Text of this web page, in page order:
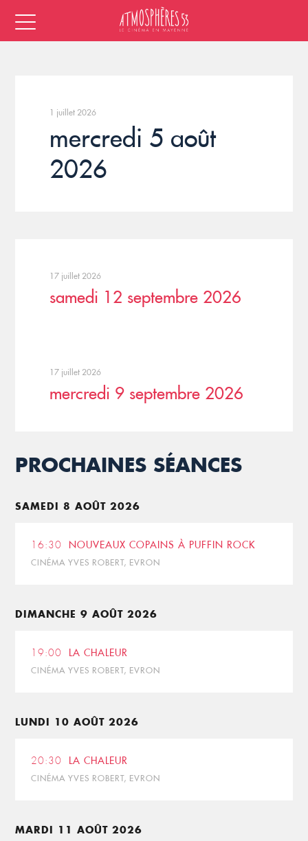
1 juillet 2026
mercredi 5 août
2026
17 juillet 2026
samedi 12 septembre 2026
17 juillet 2026
mercredi 9 septembre 2026
PROCHAINES SÉANCES
SAMEDI 8 AOÛT 2026
16:30 NOUVEAUX COPAINS À PUFFIN ROCK
CINÉMA YVES ROBERT, EVRON
DIMANCHE 9 AOÛT 2026
19:00 LA CHALEUR
CINÉMA YVES ROBERT, EVRON
LUNDI 10 AOÛT 2026
20:30 LA CHALEUR
CINÉMA YVES ROBERT, EVRON
MARDI 11 AOÛT 2026